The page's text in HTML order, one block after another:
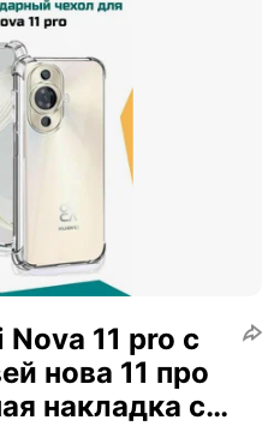
11 pro с
нова 11 про
накладка с